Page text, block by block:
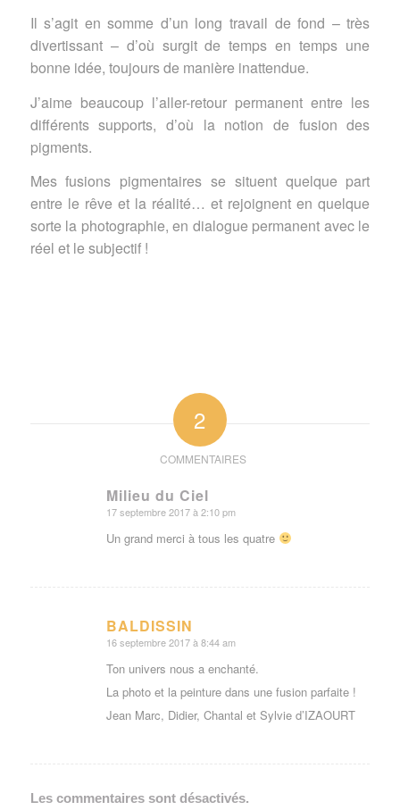
Il s’agit en somme d’un long travail de fond – très
divertissant – d’où surgit de temps en temps une
bonne idée, toujours de manière inattendue.
J’aime beaucoup l’aller-retour permanent entre les
différents supports, d’où la notion de fusion des
pigments.
Mes fusions pigmentaires se situent quelque part
entre le rêve et la réalité… et rejoignent en quelque
sorte la photographie, en dialogue permanent avec le
réel et le subjectif !
2
Milieu du Ciel
dit
17 septembre 2017 à 2:10 pm
Un grand merci à tous les quatre
BALDISSIN
dit
16 septembre 2017 à 8:44 am
Ton univers nous a enchanté.
La photo et la peinture dans une fusion parfaite !
Jean Marc, Didier, Chantal et Sylvie d’IZAOURT
Les commentaires sont désactivés.